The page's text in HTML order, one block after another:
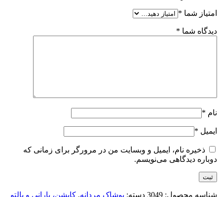
امتیاز شما *
دیدگاه شما *
نام *
ایمیل *
ذخیره نام، ایمیل و وبسایت من در مرورگر برای زمانی که
دوباره دیدگاهی می‌نویسم.
شناسه محصول: 3049 دسته: پوشاک مردانه, کاپشن، بارانی و پالتو